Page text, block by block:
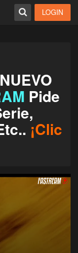
LOGIN
Pide
¡Clic